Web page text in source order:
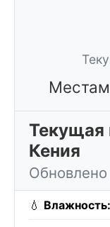
Текущая
Кения
Обновлено
💧 Влажность: